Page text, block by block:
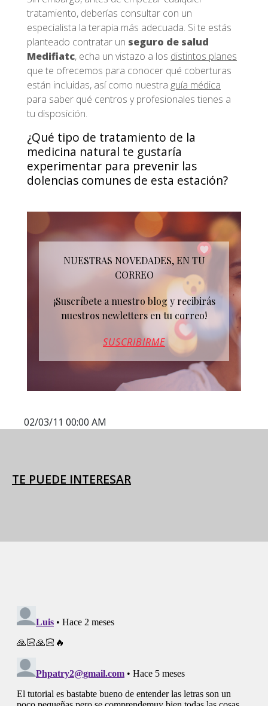
tratamiento, deberías consultar con un
especialista la terapia más adecuada. Si te estás
planteado contratar un seguro de salud
Medifiatc, echa un vistazo a los distintos planes
que te ofrecemos para conocer qué coberturas
están incluidas, así como nuestra guía médica
para saber qué centros y profesionales tienes a
tu disposición.
¿Qué tipo de tratamiento de la
medicina natural te gustaría
experimentar para prevenir las
dolencias comunes de esta estación?
NUESTRAS NOVEDADES, EN TU
CORREO
¡Suscríbete a nuestro blog y recibirás
nuestros newletters en tu correo!
SUSCRIBIRME
02/03/11 00:00 AM
TE PUEDE INTERESAR